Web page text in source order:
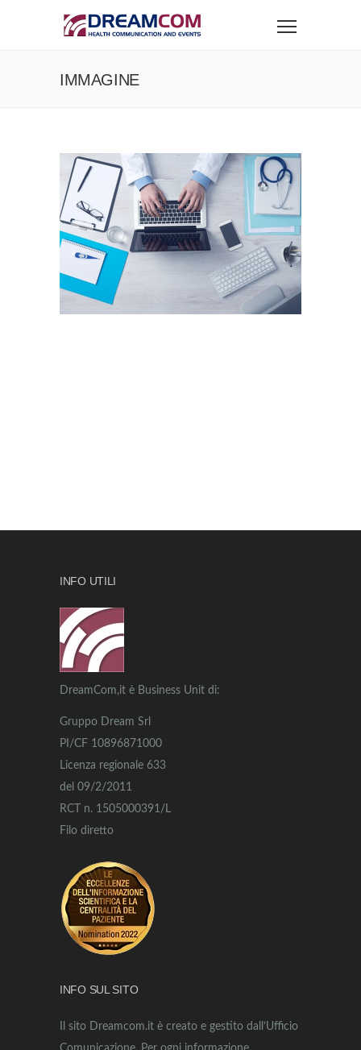
IMMAGINE
INFO UTILI
DreamCom,it è Business Unit di:
Gruppo Dream Srl
PI/CF 10896871000
Licenza regionale 633
del 09/2/2011
RCT n. 1505000391/L
Filo diretto
INFO SUL SITO
Il sito Dreamcom.it è creato e gestito dall’Ufficio